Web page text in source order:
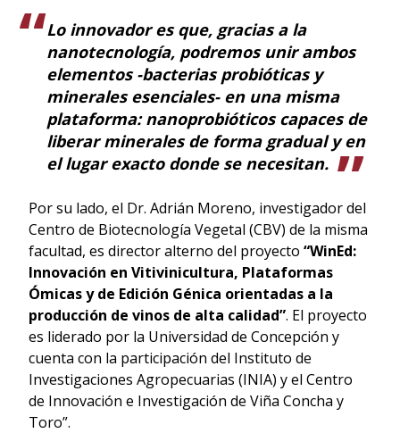
Lo innovador es que, gracias a la
nanotecnología, podremos unir ambos
elementos -bacterias probióticas y
minerales esenciales- en una misma
plataforma: nanoprobióticos capaces de
liberar minerales de forma gradual y en
el lugar exacto donde se necesitan.
Por su lado, el Dr. Adrián Moreno, investigador del
Centro de Biotecnología Vegetal (CBV) de la misma
facultad, es director alterno del proyecto “WinEd:
Innovación en Vitivinicultura, Plataformas
Ómicas y de Edición Génica orientadas a la
producción de vinos de alta calidad”. El proyecto
es liderado por la Universidad de Concepción y
cuenta con la participación del Instituto de
Investigaciones Agropecuarias (INIA) y el Centro
de Innovación e Investigación de Viña Concha y
Toro”.